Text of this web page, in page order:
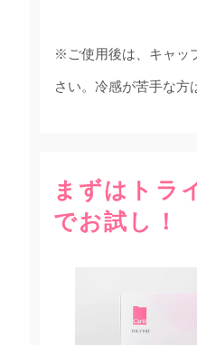
※ご使用後は、キャッ
さい。冷感が苦手な方
まずはトラ
でお試し！